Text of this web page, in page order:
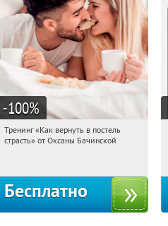
-100%
12:32:51 Получили:
Тренинг «Как вернуть в постель
страсть» от Оксаны Бачинской
Бесплатно